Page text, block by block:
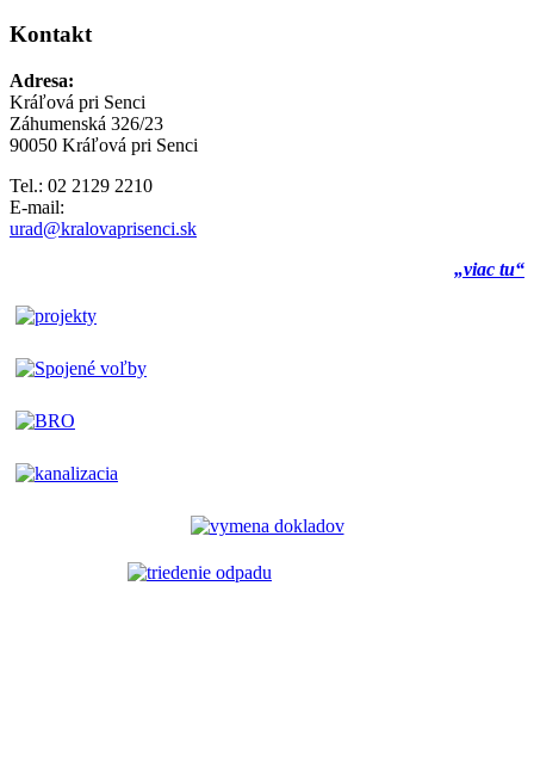
Kontakt
Adresa:
Kráľová pri Senci
Záhumenská 326/23
90050 Kráľová pri Senci
Tel.: 02 2129 2210
E-mail:
urad@kralovaprisenci.sk
„viac tu“